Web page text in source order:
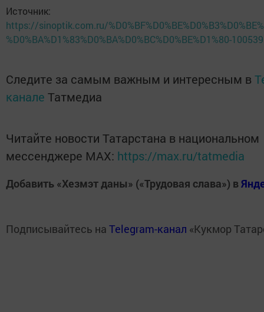
Источник:
https://sinoptik.com.ru/
%D0%BA%D1%83%D0%BA%D0%BC%D0%BE%D1%80-
Следите за самым важным и интересным в
канале Татмедиа
Читайте новости Татарстана в национальном
мессенджере MАХ: https://max.ru/tatmedia
Добавить «Хезмэт даны» («Трудовая слава») в
Подписывайтесь на Telegram-канал «Кукмор